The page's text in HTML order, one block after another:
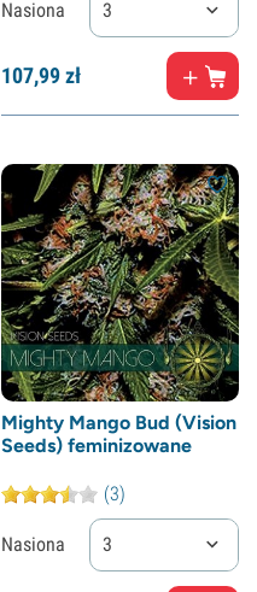
Nasiona 3
107,99zł
Mighty Mango Bud (Vision
Seeds) feminizowane
(3)
Nasiona 3